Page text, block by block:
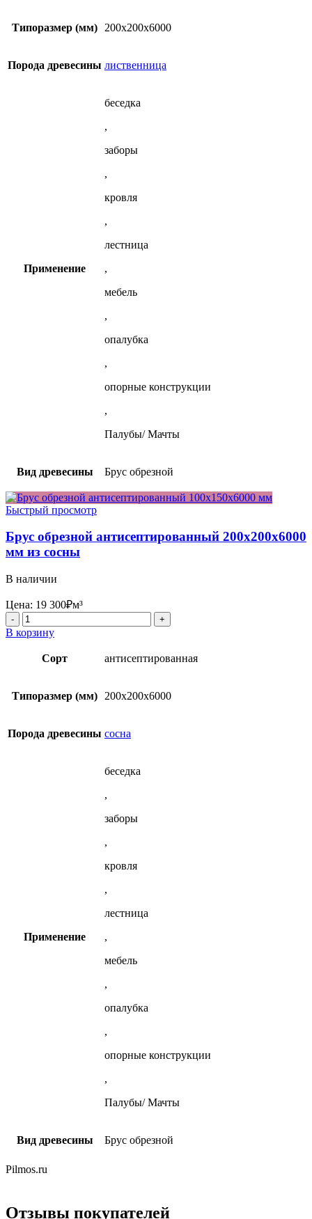
мм
Типоразмер (мм) 200x200x6000
Порода древесины лиственница
Применение
беседка
,
заборы
,
кровля
,
лестница
,
мебель
,
опалубка
,
опорные конструкции
,
Палубы/ Мачты
Вид древесины Брус обрезной
Быстрый просмотр
Брус обрезной антисептированный 200x200x6000
мм из сосны
В наличии
Цена: 19 300₽м³
Количество
товара
Брус
обрезной
антисептированный
мм
В корзину
Сорт антисептированная
Типоразмер (мм) 200x200x6000
Порода древесины сосна
Применение
беседка
,
заборы
,
кровля
,
лестница
,
мебель
,
опалубка
,
опорные конструкции
,
Палубы/ Мачты
Вид древесины Брус обрезной
Pilmos.ru
Отзывы покупателей